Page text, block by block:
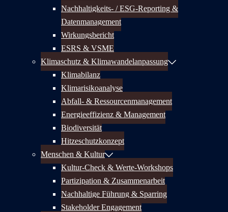
Nachhaltigkeits- / ESG-Reporting &
Datenmanagement
Wirkungsbericht
ESRS & VSME
Klimaschutz & Klimawandelanpassung
Klimabilanz
Klimarisikoanalyse
Abfall- & Ressourcenmanagement
Energieeffizienz & Management
Biodiversität
Hitzeschutzkonzept
Menschen & Kultur
Kultur-Check & Werte-Workshops
Partizipation & Zusammenarbeit
Nachhaltige Führung & Sparring
Stakeholder Engagement